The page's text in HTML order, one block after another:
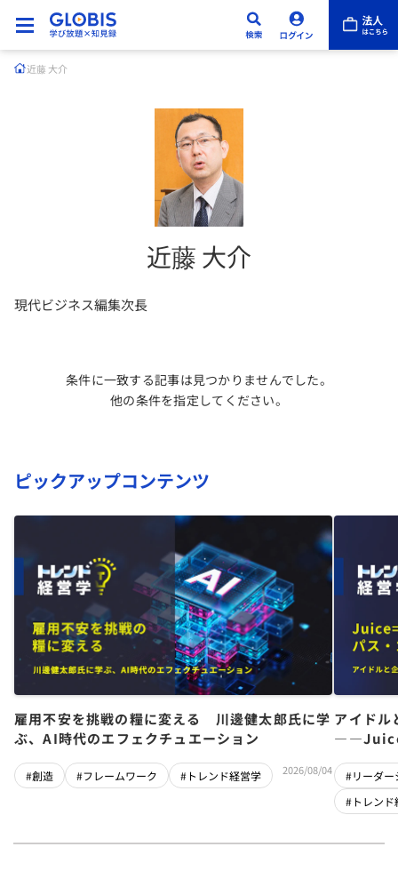
近藤 大介
近藤 大介
現代ビジネス編集次長
条件に一致する記事は見つかりませんでした。
他の条件を指定してください。
ピックアップコンテンツ
雇用不安を挑戦の糧に変える 川邊健太郎氏に学
ぶ、AI時代のエフェクチュエーション
#創造 #フレームワーク #トレンド経営学 2026/08/04
アイドル
#リーダー
#トレンド